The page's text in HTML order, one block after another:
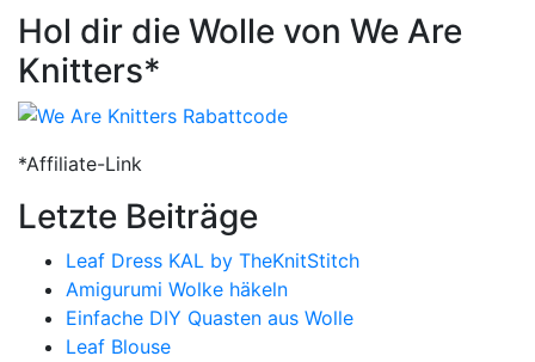
Hol dir die Wolle von We Are
Knitters*
*Affiliate-Link
Letzte Beiträge
Leaf Dress KAL by TheKnitStitch
Amigurumi Wolke häkeln
Einfache DIY Quasten aus Wolle
Leaf Blouse